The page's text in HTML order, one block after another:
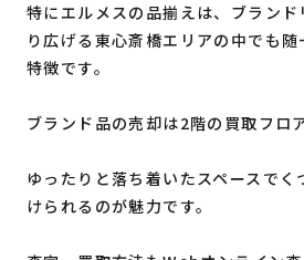
特にエルメスの品揃えは、ブラン
り広げる東心斎橋エリアの中でも
特徴です。
ブランド品の売却は2階の買取フロ
ゆったりと落ち着いたスペースでく
けられるのが魅力です。